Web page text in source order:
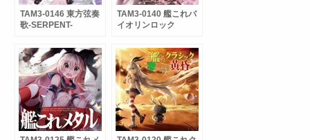
TAM3-0146 東方弦奏
歌-SERPENT-
TAM3-0140 艦これバ
イオリンロック